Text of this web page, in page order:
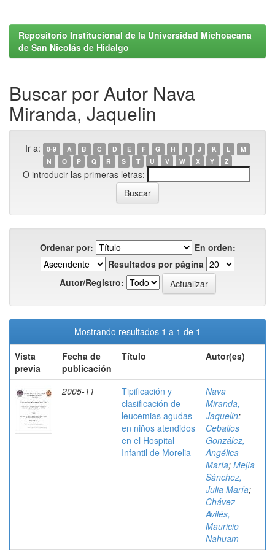
Repositorio Institucional de la Universidad Michoacana
de San Nicolás de Hidalgo
Buscar por Autor Nava
Miranda, Jaquelin
Ir a: 0-9 A B C D E F G H I J K L
M
N
O P Q R S T U V W X Y Z
O introducir las primeras letras:
Ordenar por:
En orden:
Resultados por página
Autor/Registro:
Mostrando resultados 1 a 1 de 1
Vista
previa
Fecha de
publicación
Título Autor(es)
2005-11
Tipificación y
clasificación de
leucemias agudas
en niños atendidos
en el Hospital
Infantil de Morelia
Nava
Miranda,
Jaquelin;
Ceballos
González,
Angélica
María; Mejía
Sánchez,
Julia María;
Chávez
Avilés,
Mauricio
Nahuam